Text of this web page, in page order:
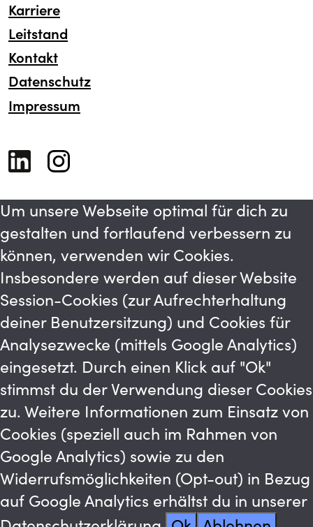
Karriere
Leitstand
Kontakt
Datenschutz
Impressum
Um unsere Webseite optimal für dich zu
gestalten und fortlaufend verbessern zu
können, verwenden wir Cookies.
Insbesondere werden auf dieser Website
Session-Cookies (zur Aufrechterhaltung
deiner Benutzersitzung) und Cookies für
Analysezwecke (mittels Google Analytics)
eingesetzt. Durch einen Klick auf "Ok"
stimmst du der Verwendung dieser Cookies
zu. Weitere Informationen zum Einsatz von
Cookies (speziell auch im Rahmen von
Google Analytics) sowie zu den
Widerrufsmöglichkeiten (Opt-out) in Bezug
auf Google Analytics erhältst du in unserer